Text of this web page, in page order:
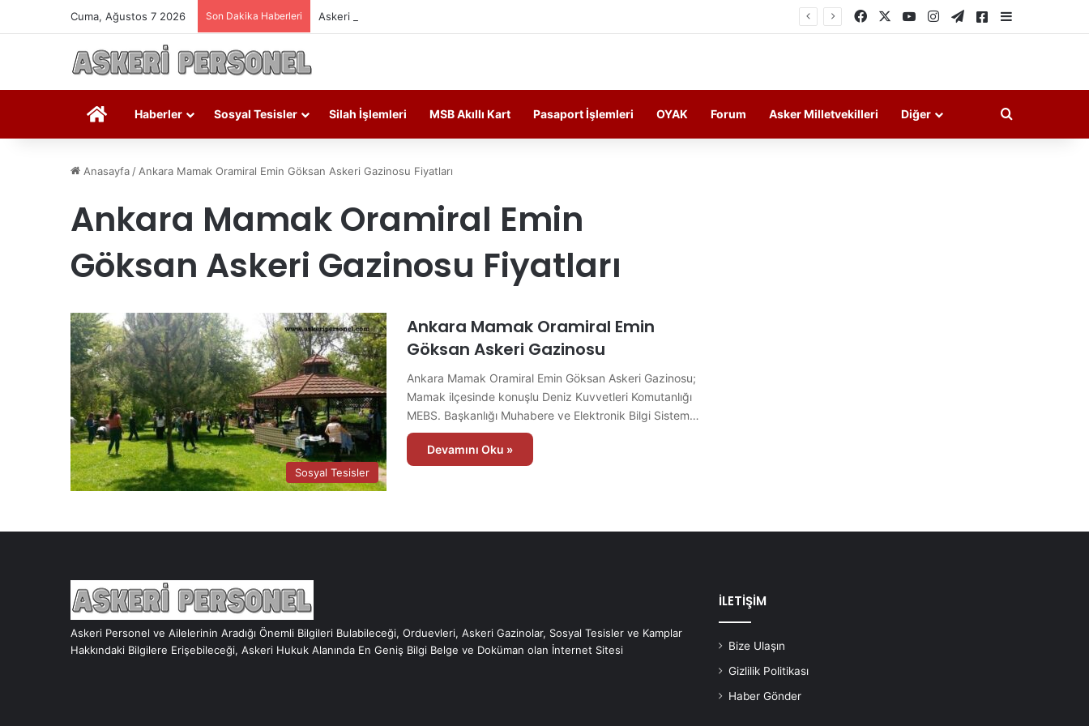
Cuma, Ağustos 7 2026 Son Dakika Haberleri Askeri Personelin Güncel Haber ve Bilgi Sitesi. Facebook YouTubeInstagramTelegramAskeri Haberler
Askeri Personel
Haberler Sosyal Tesisler Silah İşlemleri MSB Akıllı Kart Pasaport İşlemleri OYAK Forum Asker Milletvekilleri Diğer Arama yap
Anasayfa / Ankara Mamak Oramiral Emin Göksan Askeri Gazinosu Fiyatları
Ankara Mamak Oramiral Emin
Göksan Askeri Gazinosu Fiyatları
Sosyal Tesisler
Ankara Mamak Oramiral Emin
Göksan Askeri Gazinosu
Ankara Mamak Oramiral Emin Göksan Askeri Gazinosu;
Mamak ilçesinde konuşlu Deniz Kuvvetleri Komutanlığı
MEBS. Başkanlığı Muhabere ve Elektronik Bilgi Sistem…
Devamını Oku »
Askeri Personel ve Ailelerinin Aradığı Önemli Bilgileri Bulabileceği, Orduevleri, Askeri Gazinolar, Sosyal Tesisler ve Kamplar
Hakkındaki Bilgilere Erişebileceği, Askeri Hukuk Alanında En Geniş Bilgi Belge ve Doküman olan İnternet Sitesi
İLETİŞİM
Bize Ulaşın
Gizlilik Politikası
Haber Gönder